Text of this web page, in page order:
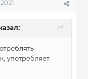
употребляет